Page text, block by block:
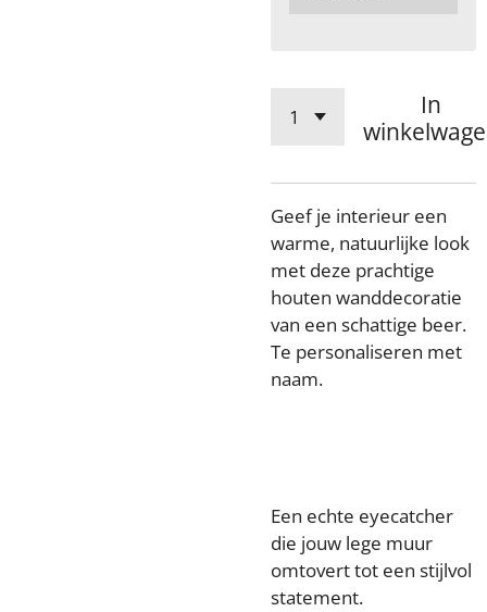
In
Geef je interieur een
warme, natuurlijke look
met deze prachtige
houten wanddecoratie
van een schattige beer.
Te personaliseren met
naam.
Een echte eyecatcher
die jouw lege muur
omtovert tot een stijlvol
statement.